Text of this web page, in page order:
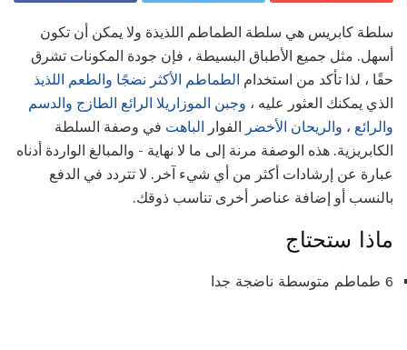
سلطة كابريس هي سلطة الطماطم اللذيذة ولا يمكن أن تكون
أسهل. مثل جميع الأطباق البسيطة ، فإن جودة المكونات تشرق
حقًا ، لذا تأكد من استخدام الطماطم الأكثر نضجًا والطعم اللذيذ
الذي يمكنك العثور عليه ، وجبن الموزاريلا الرائع الطازج والدسم
والرائع ، والريحان الأخضر الفوار الباهت في وصفة السلطة
الكابريزية. هذه الوصفة مرنة إلى ما لا نهاية - والمبالغ الواردة أدناه
عبارة عن إرشادات أكثر من أي شيء آخر. لا تتردد في الدفع
بالنسب أو إضافة عناصر أخرى تناسب ذوقك.
ماذا ستحتاج
6 طماطم متوسطة ناضجة جدا